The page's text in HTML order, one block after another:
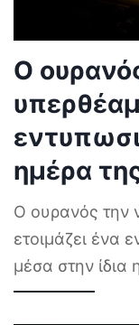
Ο
ημέρα
Ο ουρανός την
ετοιμάζει ένα
μέσα στην ίδια